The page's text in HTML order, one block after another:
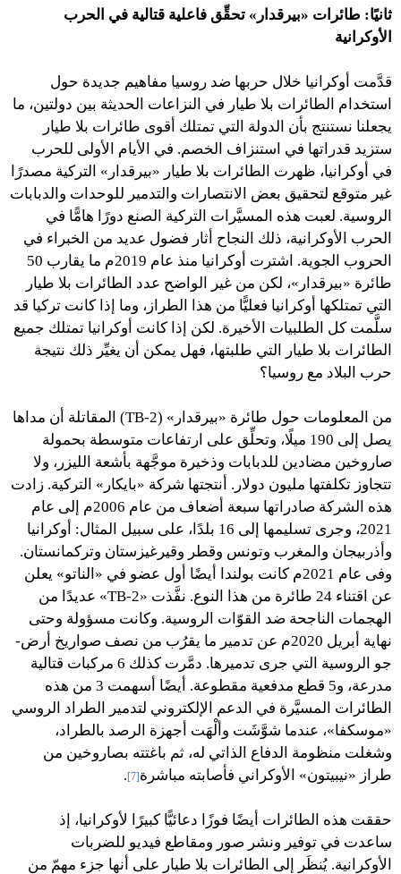
ثانيًا: طائرات «بيرقدار» تحقِّق فاعلية قتالية في الحرب
الأوكرانية
قدَّمت أوكرانيا خلال حربها ضد روسيا مفاهيم جديدة حول
استخدام الطائرات بلا طيار في النزاعات الحديثة بين دولتين، ما
يجعلنا نستنتج بأن الدولة التي تمتلك أقوى طائرات بلا طيار
ستزيد قدراتها في استنزاف الخصم. في الأيام الأولى للحرب
في أوكرانيا، ظهرت الطائرات بلا طيار «بيرقدار» التركية مصدرًا
غير متوقع لتحقيق بعض الانتصارات والتدمير للوحدات والدبابات
الروسية. لعبت هذه المسيَّرات التركية الصنع دورًا هامًّا في
الحرب الأوكرانية، ذلك النجاح أثار فضول عديد من الخبراء في
الحروب الجوية. اشترت أوكرانيا منذ عام 2019م ما يقارب 50
طائرة «بيرقدار»، لكن من غير الواضح عدد الطائرات بلا طيار
التي تمتلكها أوكرانيا فعليًّا من هذا الطراز، وما إذا كانت تركيا قد
سلَّمت كل الطلبيات الأخيرة. لكن إذا كانت أوكرانيا تمتلك جميع
الطائرات بلا طيار التي طلبتها، فهل يمكن أن يغيِّر ذلك نتيجة
حرب البلاد مع روسيا؟
من المعلومات حول طائرة «بيرقدار» (TB-2) المقاتلة أن مداها
يصل إلى 190 ميلًا، وتحلِّق على ارتفاعات متوسطة بحمولة
صاروخين مضادين للدبابات وذخيرة موجَّهة بأشعة الليزر، ولا
تتجاوز تكلفتها مليون دولار. أنتجتها شركة «بايكار» التركية. زادت
هذه الشركة صادراتها سبعة أضعاف من عام 2006م إلى عام
2021، وجرى تسليمها إلى 16 بلدًا، على سبيل المثال: أوكرانيا
وأذربيجان والمغرب وتونس وقطر وقيرغيزستان وتركمانستان.
وفى عام 2021م كانت بولندا أيضًا أول عضو في «الناتو» يعلن
عن اقتناء 24 طائرة من هذا النوع. نفَّذت «TB-2» عديدًا من
الهجمات الناجحة ضد القوّات الروسية. وكانت مسؤولة وحتى
نهاية أبريل 2020م عن تدمير ما يقرُب من نصف صواريخ أرض-
جو الروسية التي جرى تدميرها. دمَّرت كذلك 6 مركبات قتالية
مدرعة، و5 قطع مدفعية مقطوعة. أيضًا أسهمت 3 من هذه
الطائرات المسيَّرة في الدعم الإلكتروني لتدمير الطراد الروسي
«موسكفا»، عندما شوَّشَت وألْهَت أجهزة الرصد بالطراد،
وشغلت منظومة الدفاع الذاتي له، ثم باغتته بصاروخين من
طراز «نيبيتون» الأوكراني فأصابته مباشرة[7]
.
حققت هذه الطائرات أيضًا فوزًا دعائيًّا كبيرًا لأوكرانيا، إذ
ساعدت في توفير ونشر صور ومقاطع فيديو للضربات
الأوكرانية. يُنظَر إلى الطائرات بلا طيار على أنها جزء مهمّ من